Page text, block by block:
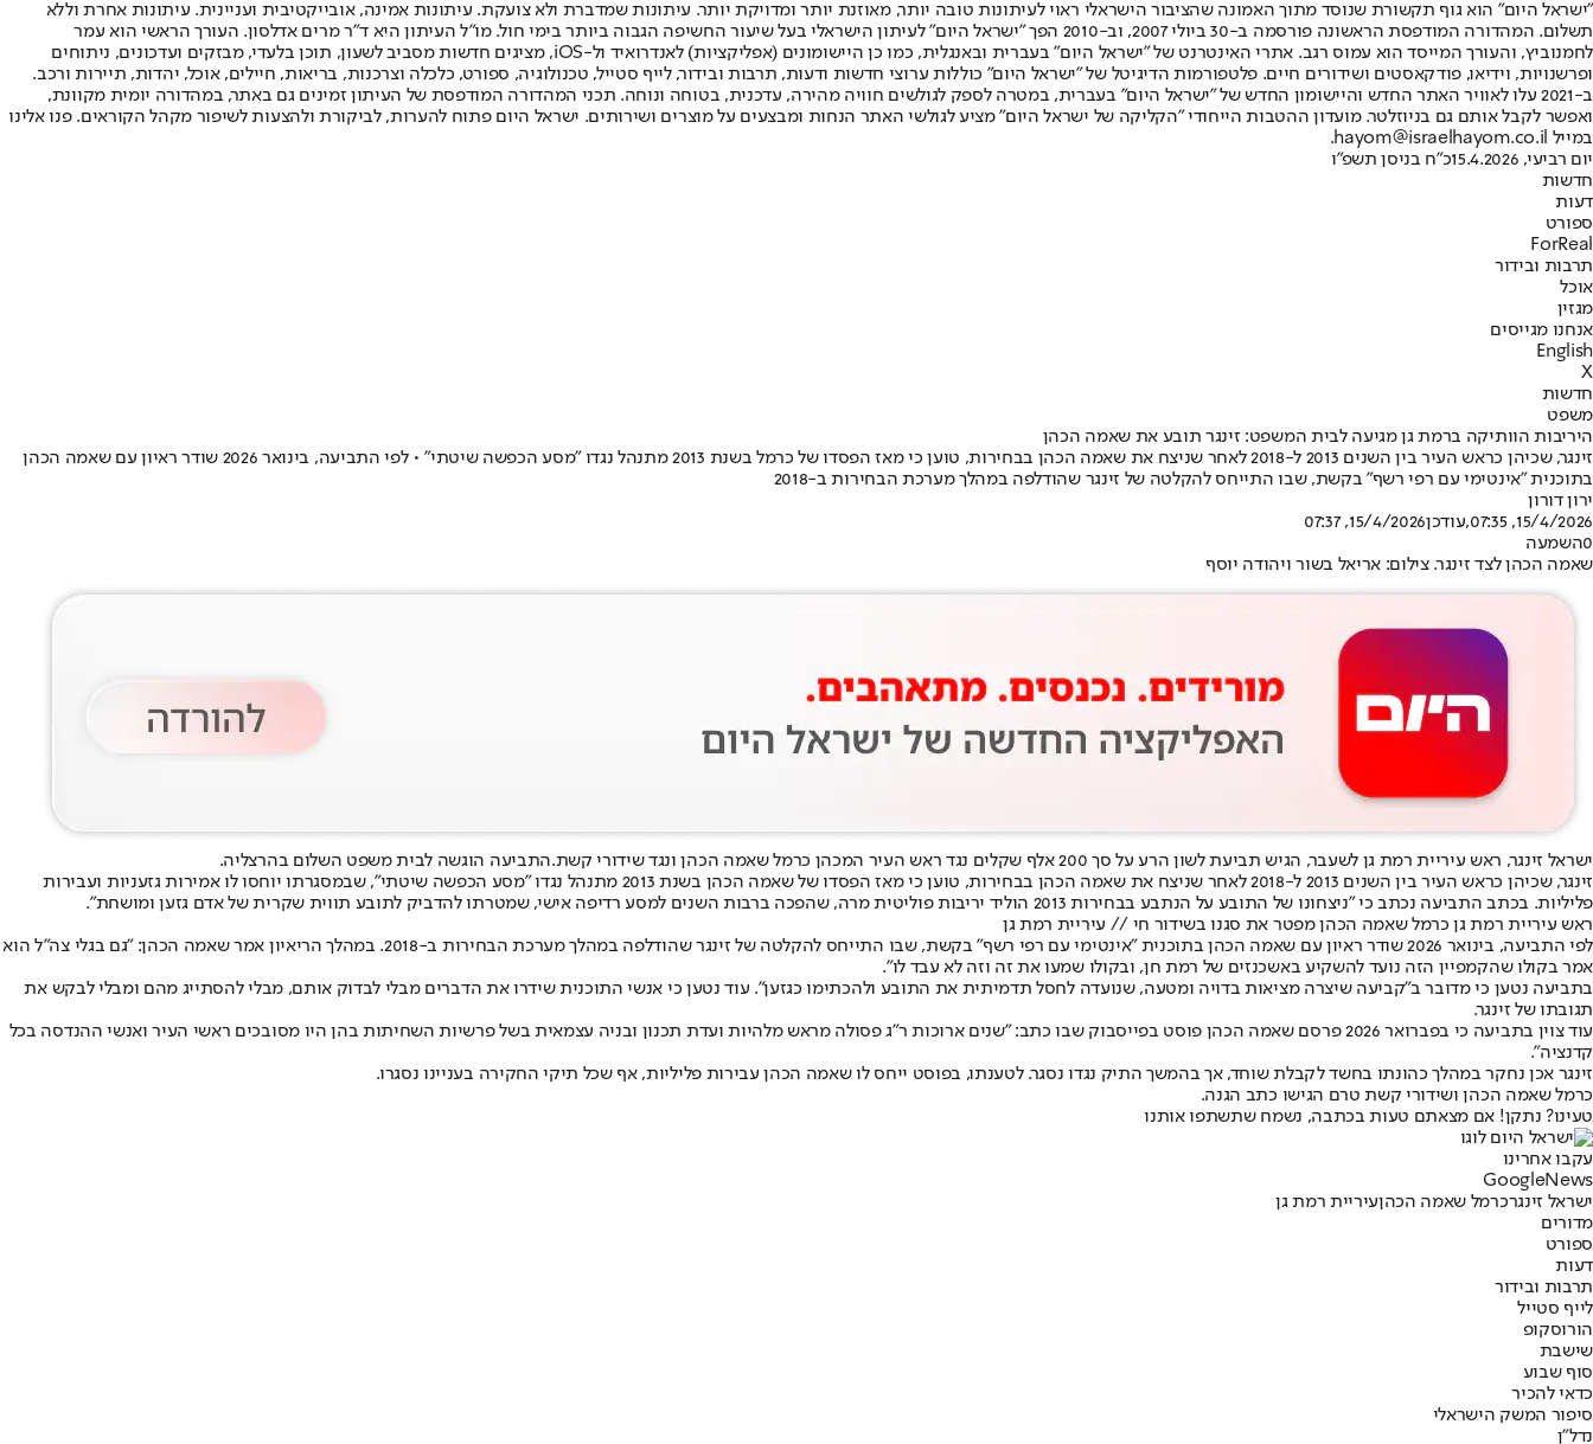
"ישראל היום" הוא גוף תקשורת שנוסד מתוך האמונה שהציבור הישראלי ראוי לעיתונות טובה יותר, מאוזנת יותר ומדויקת יותר. עיתונות שמדברת ולא צועקת. עיתונות אמינה, אובייקטיבית ועניינית. עיתונות אחרת וללא
תשלום. המהדורה המודפסת הראשונה פורסמה ב-30 ביולי 2007, וב-2010 הפך "ישראל היום" לעיתון הישראלי בעל שיעור החשיפה הגבוה ביותר בימי חול. מו"ל העיתון היא ד"ר מרים אדלסון. העורך הראשי הוא עמר
לחמנוביץ, והעורך המייסד הוא עמוס רגב. אתרי האינטרנט של "ישראל היום" בעברית ובאנגלית, כמו כן היישומונים (אפליקציות) לאנדרואיד ול-iOS, מציגים חדשות מסביב לשעון, תוכן בלעדי, מבזקים ועדכונים, ניתוחים
ופרשנויות, וידיאו, פודקאסטים ושידורים חיים. פלטפורמות הדיגיטל של "ישראל היום" כוללות ערוצי חדשות ודעות, תרבות ובידור, לייף סטייל, טכנולוגיה, ספורט, כלכלה וצרכנות, בריאות, חיילים, אוכל, יהדות, תיירות ורכב.
ב-2021 עלו לאוויר האתר החדש והיישומון החדש של "ישראל היום" בעברית, במטרה לספק לגולשים חוויה מהירה, עדכנית, בטוחה ונוחה. תכני המהדורה המודפסת של העיתון זמינים גם באתר, במהדורה יומית מקוונת,
ואפשר לקבל אותם גם בניוזלטר. מועדון ההטבות הייחודי "הקליקה של ישראל היום" מציע לגולשי האתר הנחות ומבצעים על מוצרים ושירותים. ישראל היום פתוח להערות, לביקורת ולהצעות לשיפור מקהל הקוראים. פנו אלינו
במייל hayom@israelhayom.co.il.
יום רביעי, 15.4.2026
כ"ח בניסן תשפ"ו
חדשות
דעות
ספורט
ForReal
תרבות ובידור
אוכל
מגזין
אנחנו מגייסים
English
X
חדשות
משפט
היריבות הוותיקה ברמת גן מגיעה לבית המשפט: זינגר תובע את שאמה הכהן
זינגר, שכיהן כראש העיר בין השנים 2013 ל-2018 לאחר שניצח את שאמה הכהן בבחירות, טוען כי מאז הפסדו של כרמל בשנת 2013 מתנהל נגדו "מסע הכפשה שיטתי" • לפי התביעה, בינואר 2026 שודר ראיון עם שאמה הכהן
בתוכנית "אינטימי עם רפי רשף" בקשת, שבו התייחס להקלטה של זינגר שהודלפה במהלך מערכת הבחירות ב-2018
ירון דורון
15/4/2026, 07:35
,עודכן15/4/2026, 07:37
0השמעה
שאמה הכהן לצד זינגר. צילום: אריאל בשור ויהודה יוסף
ישראל זינגר, ראש עיריית רמת גן לשעבר, הגיש תביעת לשון הרע על סך 200 אלף שקלים נגד ראש העיר המכהן כרמל שאמה הכהן ונגד שידורי קשת.
התביעה הוגשה לבית משפט השלום בהרצליה.
זינגר, שכיהן כראש העיר בין השנים 2013 ל-2018 לאחר שניצח את שאמה הכהן בבחירות, טוען כי מאז הפסדו של שאמה הכהן בשנת 2013 מתנהל נגדו "מסע הכפשה שיטתי", שבמסגרתו יוחסו לו אמירות גזעניות ועבירות
פליליות. בכתב התביעה נכתב כי "ניצחונו של התובע על הנתבע בבחירות 2013 הוליד יריבות פוליטית מרה, שהפכה ברבות השנים למסע רדיפה אישי, שמטרתו להדביק לתובע תווית שקרית של אדם גזען ומושחת".
ראש עיריית רמת גן כרמל שאמה הכהן מפטר את סגנו בשידור חי // עיריית רמת גן
לפי התביעה, בינואר 2026 שודר ראיון עם שאמה הכהן בתוכנית "אינטימי עם רפי רשף" בקשת, שבו התייחס להקלטה של זינגר שהודלפה במהלך מערכת הבחירות ב-2018. במהלך הריאיון אמר שאמה הכהן: "גם בגלי צה"ל הוא
אמר בקולו שהקמפיין הזה נועד להשקיע באשכנזים של רמת חן, ובקולו שמעו את זה וזה לא עבד לו".
בתביעה נטען כי מדובר ב"קביעה שיצרה מציאות בדויה ומטעה, שנועדה לחסל תדמיתית את התובע ולהכתימו כגזען". עוד נטען כי אנשי התוכנית שידרו את הדברים מבלי לבדוק אותם, מבלי להסתייג מהם ומבלי לבקש את
תגובתו של זינגר.
עוד צוין בתביעה כי בפברואר 2026 פרסם שאמה הכהן פוסט בפייסבוק שבו כתב: "שנים ארוכות ר"ג פסולה מראש מלהיות ועדת תכנון ובניה עצמאית בשל פרשיות השחיתות בהן היו מסובכים ראשי העיר ואנשי ההנדסה בכל
קדנציה".
זינגר אכן נחקר במהלך כהונתו בחשד לקבלת שוחד, אך בהמשך התיק נגדו נסגר. לטענתו, בפוסט ייחס לו שאמה הכהן עבירות פליליות, אף שכל תיקי החקירה בעניינו נסגרו.
כרמל שאמה הכהן ושידורי קשת טרם הגישו כתב הגנה.
טעינו? נתקן! אם מצאתם טעות בכתבה, נשמח שתשתפו אותנו
עקבו אחרינו
Googl eNews
ישראל זינגרכרמל שאמה הכהןעיריית רמת גן
מדורים
ספורט
דעות
תרבות ובידור
לייף סטייל
הורוסקופ
שישבת
סוף שבוע
כדאי להכיר
סיפור המשק הישראלי
נדל"ן